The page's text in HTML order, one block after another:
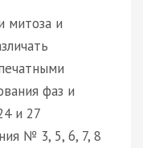
митоза и
фаз и
и 27
№ 3, 5, 6, 7, 8